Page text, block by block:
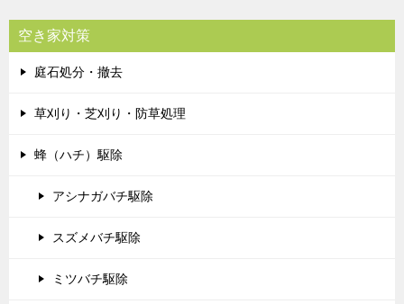
空き家対策
庭石処分・撤去
草刈り・芝刈り・防草処理
蜂（ハチ）駆除
アシナガバチ駆除
スズメバチ駆除
ミツバチ駆除